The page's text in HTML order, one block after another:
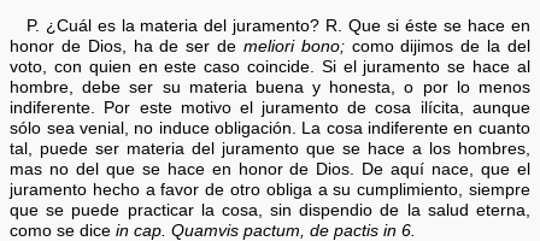
P. ¿Cuál es la materia del juramento? R. Que si éste se hace en
honor de Dios, ha de ser de meliori bono;como dijimos de la del
voto, con quien en este caso coincide. Si el juramento se hace al
hombre, debe ser su materia buena y honesta, o por lo menos
indiferente. Por este motivo el juramento de cosa ilícita, aunque
sólo sea venial, no induce obligación. La cosa indiferente en cuanto
tal, puede ser materia del juramento que se hace a los hombres,
mas no del que se hace en honor de Dios. De aquí nace, que el
juramento hecho a favor de otro obliga a su cumplimiento, siempre
que se puede practicar la cosa, sin dispendio de la salud eterna,
como se dicein cap. Quamvis pactum, de pactis in 6.